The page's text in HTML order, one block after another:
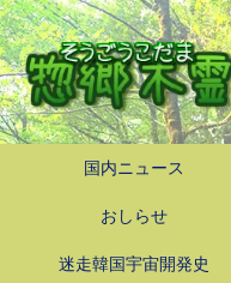
国内ニュース
おしらせ
迷走韓国宇宙開発史